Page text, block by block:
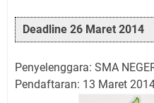
Deadline 26 Maret 2014
Penyelenggara: SMA
Pendaftaran: 13 Maret